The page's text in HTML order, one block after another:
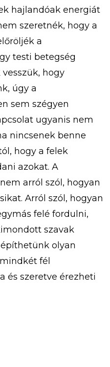
hajlandóak energiát
szeretnék, hogy a
a
testi betegség
hogy
úgy a
sem szégyen
ugyanis nem
nincsenek benne
hogy a felek
azokat. A
arról szól, hogyan
Arról szól, hogyan
felé fordulni,
szavak
olyan
fél
és szeretve érezheti